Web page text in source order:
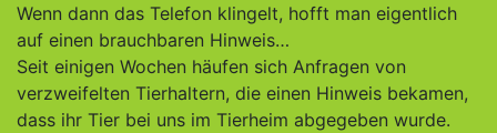
Wenn dann das Telefon klingelt, hofft man eigentlich
auf einen brauchbaren Hinweis…
Seit einigen Wochen häufen sich Anfragen von
verzweifelten Tierhaltern, die einen Hinweis bekamen,
dass ihr Tier bei uns im Tierheim abgegeben wurde.